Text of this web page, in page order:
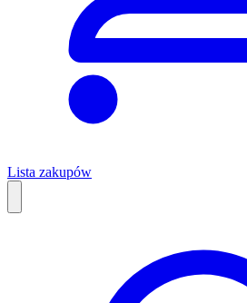
Lista zakupów